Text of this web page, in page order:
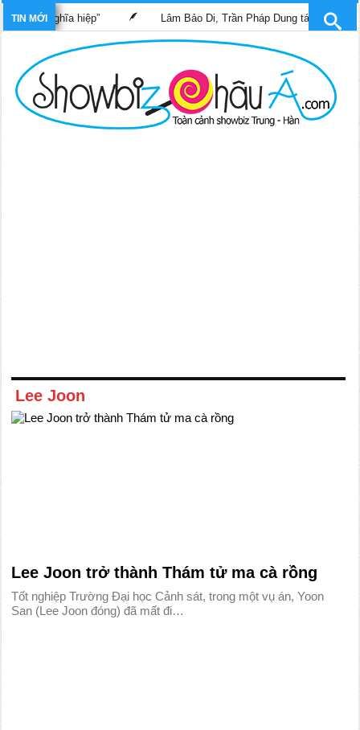
TIN MỚI
sĩ nghĩa hiệp” Lâm Bảo Di, Trần Pháp Dung tái ngộ màn
Lee Joon
Lee Joon trở thành Thám tử ma cà rồng
Tốt nghiệp Trường Đại học Cảnh sát, trong một vụ án, Yoon
San (Lee Joon đóng) đã mất đi…